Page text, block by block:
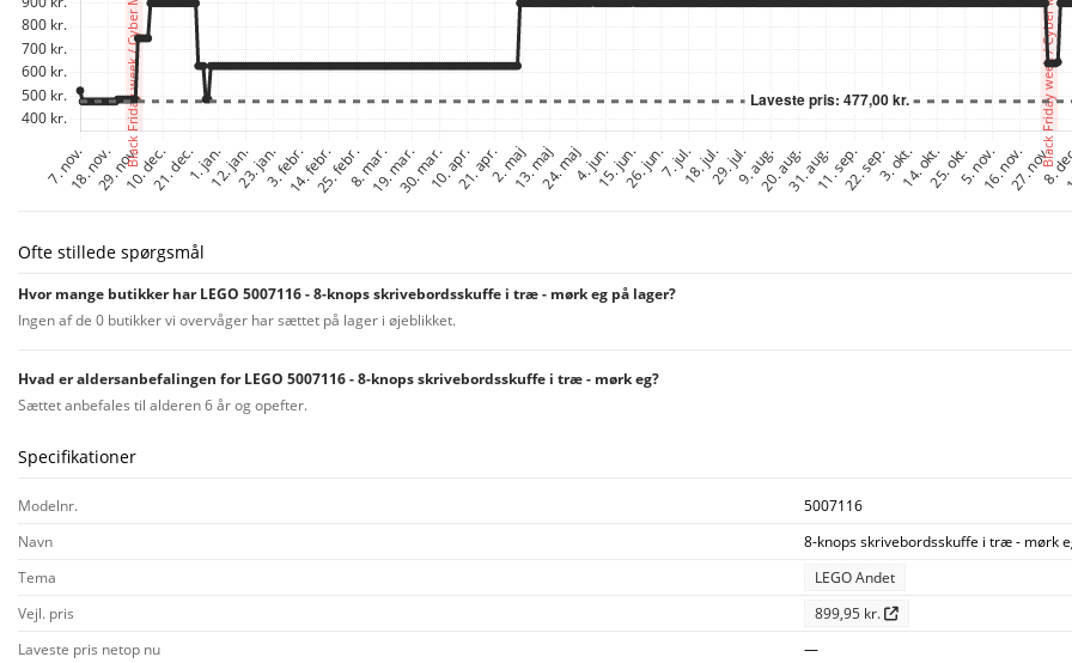
Ofte stillede spørgsmål
Hvor mange butikker har LEGO 5007116 - 8-knops skrivebordsskuffe i træ - mørk eg på lager?
Ingen af de 0 butikker vi overvåger har sættet på lager i øjeblikket.
Hvad er aldersanbefalingen for LEGO 5007116 - 8-knops skrivebordsskuffe i træ - mørk eg?
Sættet anbefales til alderen 6 år og opefter.
Specifikationer
Modelnr.
5007116
Navn
8-knops skrivebordsskuffe i træ - mørk
Tema
LEGO Andet
Vejl. pris
899,95 kr.
Laveste pris netop nu
—